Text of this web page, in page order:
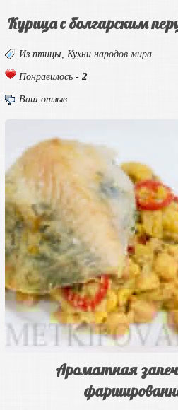
Курица с болгарским
Из птицы, Кухни народов мира
Понравилось -2
Ваш отзыв
Ароматная